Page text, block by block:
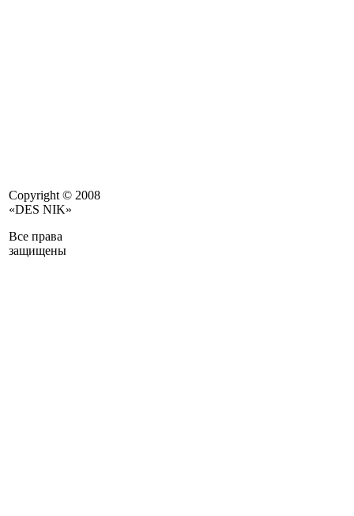
Copyright © 2008
«DES NIK»
Все права
защищены